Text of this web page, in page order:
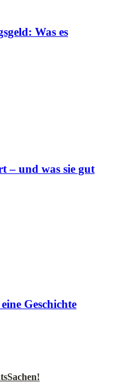
Was es
– und was sie gut
Geschichte